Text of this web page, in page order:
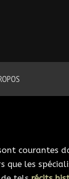
courantes
que les